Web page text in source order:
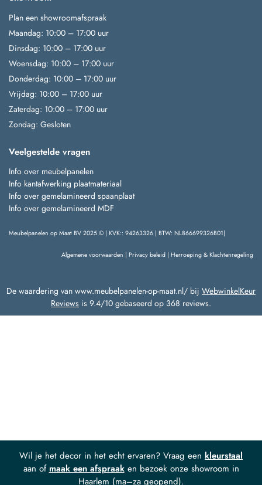
Wil je het decor in het echt ervaren? Vraag een kleurstaal
aan of maak een afspraaken bezoek onze showroom in
Haarlem (ma–za geopend).
Plan een showroomafspraak
Maandag: 10:00 – 17:00 uur
Dinsdag: 10:00 – 17:00 uur
Woensdag: 10:00 – 17:00 uur
Donderdag: 10:00 – 17:00 uur
Vrijdag: 10:00 – 17:00 uur
Zaterdag: 10:00 – 17:00 uur
Zondag: Gesloten
Veelgestelde vragen
Info over meubelpanelen
Info kantafwerking plaatmateriaal
Info over gemelamineerd spaanplaat
Info over gemelamineerd MDF
Meubelpanelen op Maat BV 2025 © | KVK:: 94263326 | BTW: NL866699326B01|
Algemene voorwaarden | Privacy beleid | Herroeping & Klachtenregeling
De waardering van www.meubelpanelen-op-maat.nl/ bij WebwinkelKeur
Reviews is 9.4/10 gebaseerd op 368 reviews.